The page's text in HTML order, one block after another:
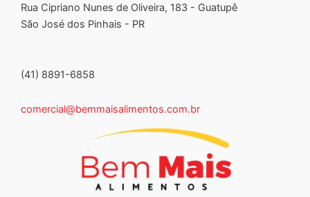
Rua Cipriano Nunes de Oliveira, 183 - Guatupê
São José dos Pinhais - PR
(41) 8891-6858
comercial@bemmaisalimentos.com.br